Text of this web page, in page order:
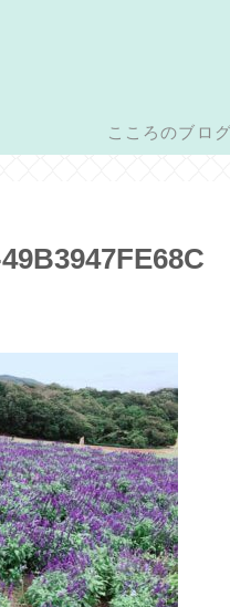
こころのブログ